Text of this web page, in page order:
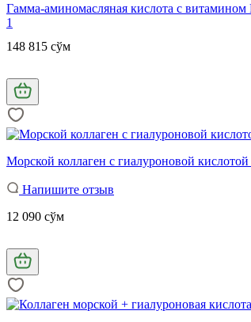
Гамма-аминомасляная кислота с
1
148 815 сўм
Морской коллаген с гиалуроновой
Напишите отзыв
12 090 сўм